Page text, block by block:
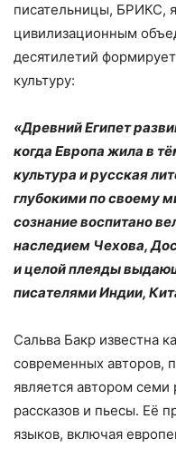
писательницы, БРИКС,
цивилизационным
десятилетий
культуру:
«Древний Египет
когда Европа жила в
культура и русская
глубокими по своему
сознание воспитано
наследием Чехова,
и целой плеяды
писателями Индии,
Сальва Бакр известна
современных авторов,
является автором
рассказов и пьесы. Её
языков, включая